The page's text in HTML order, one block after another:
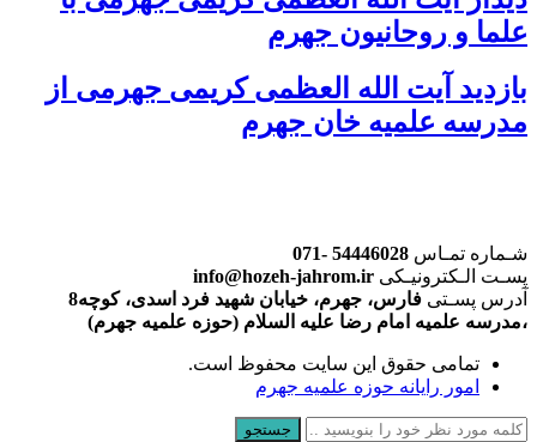
علما و روحانیون جهرم
بازدید آیت الله العظمی کریمی جهرمی از
مدرسه علمیه خان جهرم
شـماره تمـاس 54446028 -071
پسـت الـکترونیـکی info@hozeh-jahrom.ir
آدرس پسـتی
فارس، جهرم، خیابان شهید فرد اسدی، کوچه8
،مدرسه علمیه امام رضا علیه السلام (حوزه علمیه جهرم)
تمامی حقوق این سایت محفوظ است.
امور رایانه حوزه علمیه جهرم
جستجو